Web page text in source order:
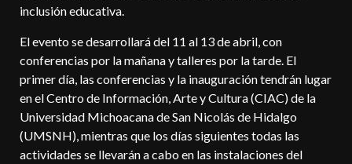
inclusión educativa.
El evento se desarrollará del 11 al 13 de abril, con
conferencias por la mañana y talleres por la tarde. El
primer día, las conferencias y la inauguración tendrán lugar
en el Centro de Información, Arte y Cultura (CIAC) de la
Universidad Michoacana de San Nicolás de Hidalgo
(UMSNH), mientras que los días siguientes todas las
actividades se llevarán a cabo en las instalaciones del